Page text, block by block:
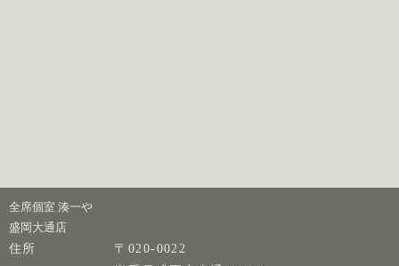
全席個室 湊一や
盛岡大通店
住所
〒020-0022